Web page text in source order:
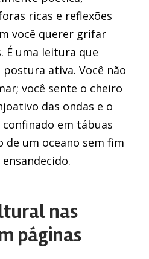
ricas e reflexões
você querer grifar
É uma leitura que
ativa. Você não
você sente o cheiro
das ondas e o
em tábuas
de um oceano sem fim
nas
páginas